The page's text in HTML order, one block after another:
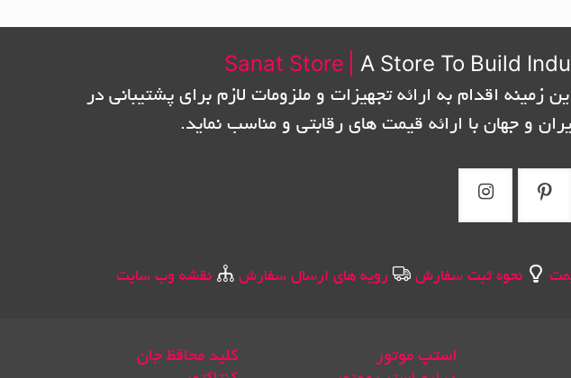
Sanat Store
A Store To Build
اقدام به ارائه تجهیزات و ملزومات لازم برای پشتیبانی در
و جهان با ارائه قیمت های رقابتی و مناسب نماید.
نحوه ثبت سفارش رویه های ارسال سفارش نقشه وب سایت
استپ موتور
کلید محافظ جان